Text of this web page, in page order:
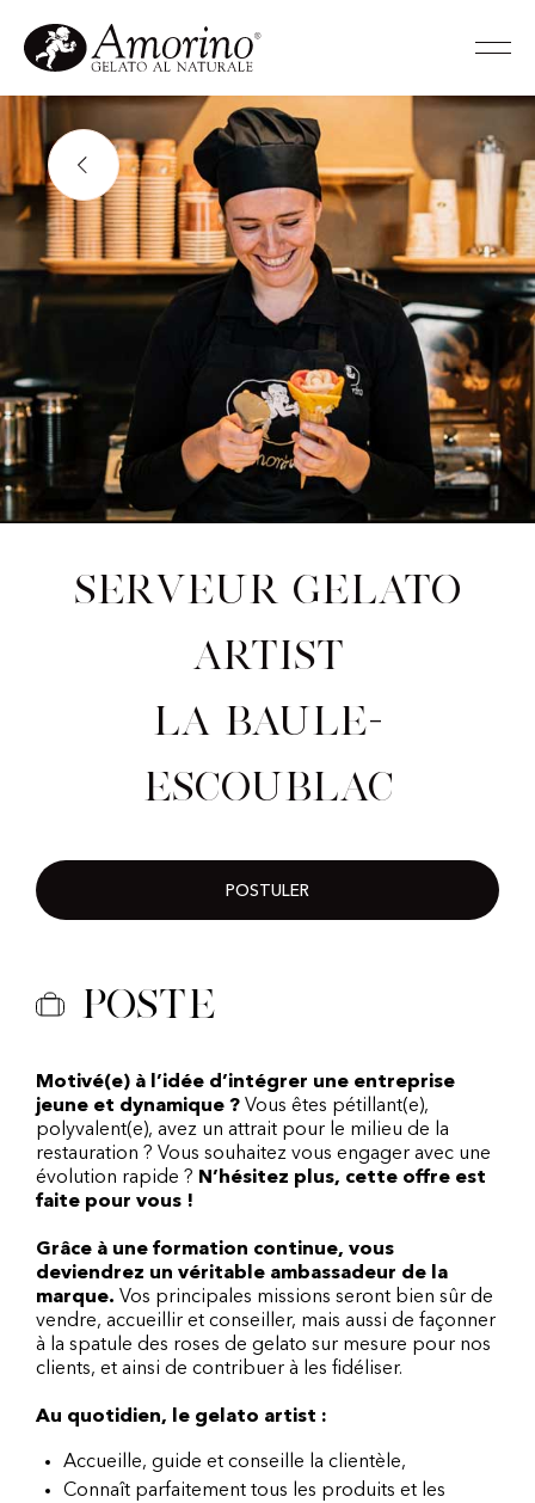
Serveur Gelato
Artist
La Baule-
Escoublac
POSTULER
Poste
Motivé(e) à l’idée d’intégrer une entreprise
jeune et dynamique ? Vous êtes pétillant(e),
polyvalent(e), avez un attrait pour le milieu de la
restauration ? Vous souhaitez vous engager avec une
évolution rapide ? N’hésitez plus, cette offre est
faite pour vous !
Grâce à une formation continue, vous
deviendrez un véritable ambassadeur de la
marque. Vos principales missions seront bien sûr de
vendre, accueillir et conseiller, mais aussi de façonner
à la spatule des roses de gelato sur mesure pour nos
clients, et ainsi de contribuer à les fidéliser.
Au quotidien, le gelato artist :
Accueille, guide et conseille la clientèle,
Connaît parfaitement tous les produits et les